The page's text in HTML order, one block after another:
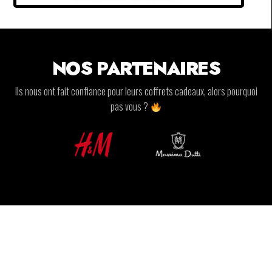
NOS PARTENAIRES
Ils nous ont fait confiance pour leurs coffrets cadeaux, alors pourquoi
pas vous ?